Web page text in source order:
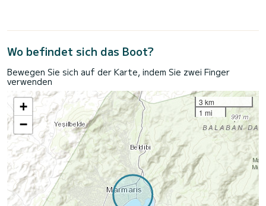
Wo befindet sich das Boot?
Bewegen Sie sich auf der Karte, indem Sie zwei Finger
verwenden
+
−
3 km
1 mi